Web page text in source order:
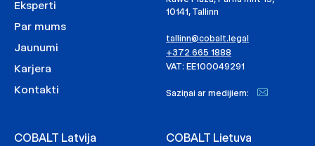
Eksperti
Par mums
Jaunumi
Karjera
Kontakti
10141, Tallinn
tallinn@cobalt.legal
+372 665 1888
VAT: EE100049291
Saziņai ar medijiem:
COBALT Latvija COBALT Lietuva